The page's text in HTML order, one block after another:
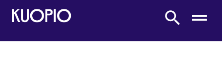
Etusivulle
Etsi sivustolta